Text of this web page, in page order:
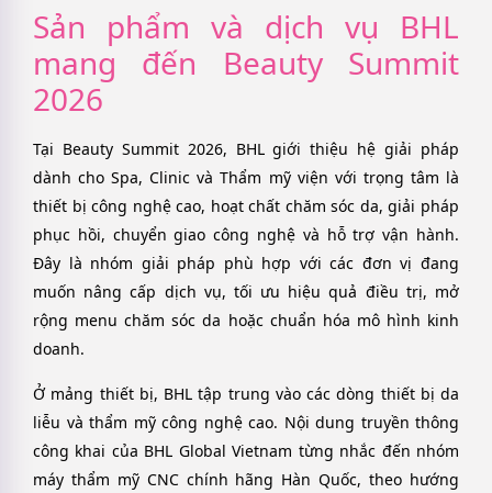
Sản phẩm và dịch vụ BHL
mang đến Beauty Summit
2026
Tại Beauty Summit 2026, BHL giới thiệu hệ giải pháp
dành cho Spa, Clinic và Thẩm mỹ viện với trọng tâm là
thiết bị công nghệ cao, hoạt chất chăm sóc da, giải pháp
phục hồi, chuyển giao công nghệ và hỗ trợ vận hành.
Đây là nhóm giải pháp phù hợp với các đơn vị đang
muốn nâng cấp dịch vụ, tối ưu hiệu quả điều trị, mở
rộng menu chăm sóc da hoặc chuẩn hóa mô hình kinh
doanh.
Ở mảng thiết bị, BHL tập trung vào các dòng thiết bị da
liễu và thẩm mỹ công nghệ cao. Nội dung truyền thông
công khai của BHL Global Vietnam từng nhắc đến nhóm
máy thẩm mỹ CNC chính hãng Hàn Quốc, theo hướng